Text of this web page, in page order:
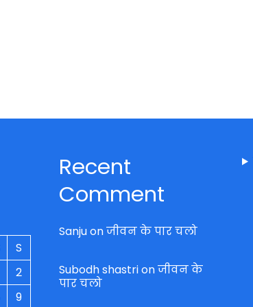
S
2
9
Recent
Comment
Sanjuonजीवन के पार चलो
Subodh shastrionजीवन के
पार चलो